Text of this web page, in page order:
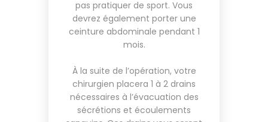
pas pratiquer de sport. Vous
devrez également porter une
ceinture abdominale pendant 1
mois.
À la suite de l’opération, votre
chirurgien placera 1 à 2 drains
nécessaires à l’évacuation des
sécrétions et écoulements